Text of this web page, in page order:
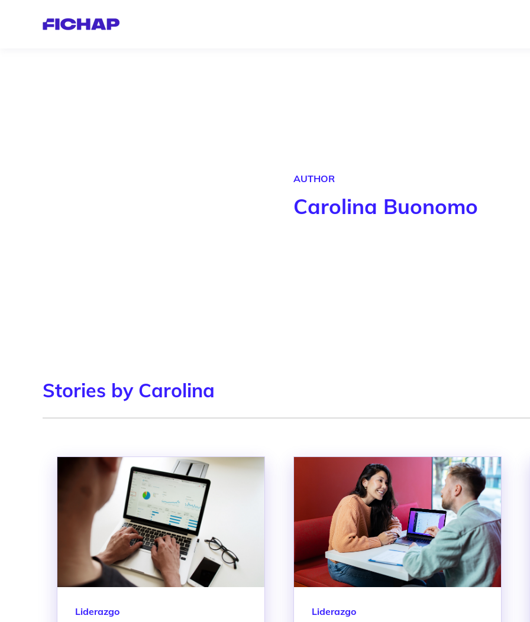
AUTHOR
Carolina Buonomo
Stories by Carolina
Liderazgo Liderazgo